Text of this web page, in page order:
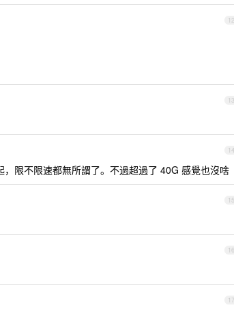
12
13
14
限不限速都無所謂了。不過超過了 40G 感覺也沒啥
15
16
17